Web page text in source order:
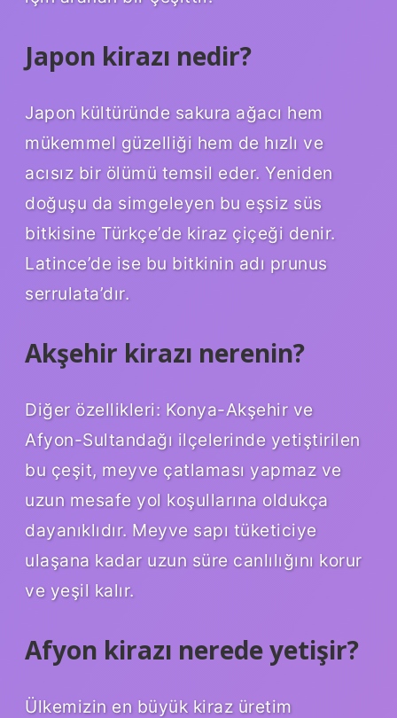
Japon kirazı nedir?
Japon kültüründe sakura ağacı hem
mükemmel güzelliği hem de hızlı ve
acısız bir ölümü temsil eder. Yeniden
doğuşu da simgeleyen bu eşsiz süs
bitkisine Türkçe’de kiraz çiçeği denir.
Latince’de ise bu bitkinin adı prunus
serrulata’dır.
Akşehir kirazı nerenin?
Diğer özellikleri: Konya-Akşehir ve
Afyon-Sultandağı ilçelerinde yetiştirilen
bu çeşit, meyve çatlaması yapmaz ve
uzun mesafe yol koşullarına oldukça
dayanıklıdır. Meyve sapı tüketiciye
ulaşana kadar uzun süre canlılığını korur
ve yeşil kalır.
Afyon kirazı nerede yetişir?
Ülkemizin en büyük kiraz üretim